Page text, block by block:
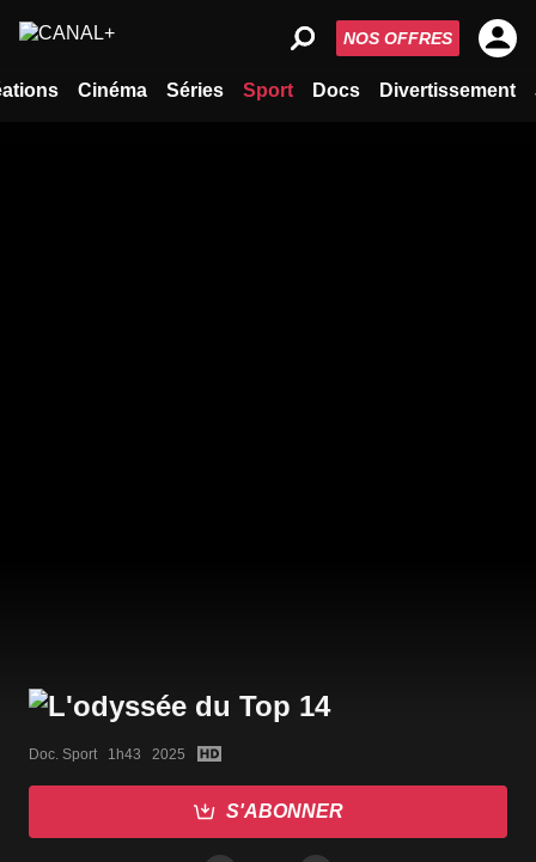
Cinéma Séries Sport Docs Divertissement
NOS OFFRES
Doc. Sport   1h43   2025
S'ABONNER